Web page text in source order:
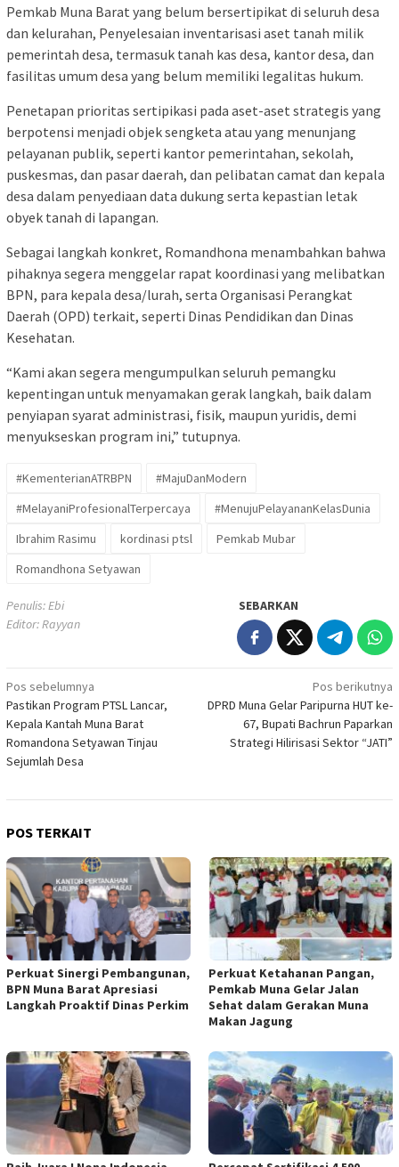
Pemkab Muna Barat yang belum bersertipikat di seluruh desa
dan kelurahan, Penyelesaian inventarisasi aset tanah milik
pemerintah desa, termasuk tanah kas desa, kantor desa, dan
fasilitas umum desa yang belum memiliki legalitas hukum.
Penetapan prioritas sertipikasi pada aset-aset strategis yang
berpotensi menjadi objek sengketa atau yang menunjang
pelayanan publik, seperti kantor pemerintahan, sekolah,
puskesmas, dan pasar daerah, dan pelibatan camat dan kepala
desa dalam penyediaan data dukung serta kepastian letak
obyek tanah di lapangan.
Sebagai langkah konkret, Romandhona menambahkan bahwa
pihaknya segera menggelar rapat koordinasi yang melibatkan
BPN, para kepala desa/lurah, serta Organisasi Perangkat
Daerah (OPD) terkait, seperti Dinas Pendidikan dan Dinas
Kesehatan.
“Kami akan segera mengumpulkan seluruh pemangku
kepentingan untuk menyamakan gerak langkah, baik dalam
penyiapan syarat administrasi, fisik, maupun yuridis, demi
menyukseskan program ini,” tutupnya.
#KementerianATRBPN
#MajuDanModern
#MelayaniProfesionalTerpercaya
#MenujuPelayananKelasDunia
Ibrahim Rasimu
kordinasi ptsl
Pemkab Mubar
Romandhona Setyawan
Penulis: Ebi
Editor: Rayyan
SEBARKAN
Navigasi
pos
Pos sebelumnya
Pastikan Program PTSL Lancar,
Kepala Kantah Muna Barat
Romandona Setyawan Tinjau
Sejumlah Desa
Pos berikutnya
DPRD Muna Gelar Paripurna HUT ke-
67, Bupati Bachrun Paparkan
Strategi Hilirisasi Sektor “JATI”
POS TERKAIT
Perkuat Sinergi Pembangunan,
BPN Muna Barat Apresiasi
Langkah Proaktif Dinas Perkim
Perkuat Ketahanan Pangan,
Pemkab Muna Gelar Jalan
Sehat dalam Gerakan Muna
Makan Jagung